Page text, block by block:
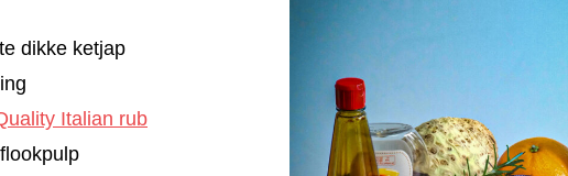
dikke ketjap
Italian rub